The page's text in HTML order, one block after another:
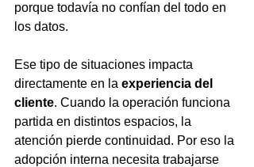
porque todavía no confían del todo en
los datos.
Ese tipo de situaciones impacta
directamente en la experiencia del
cliente. Cuando la operación funciona
partida en distintos espacios, la
atención pierde continuidad. Por eso la
adopción interna necesita trabajarse